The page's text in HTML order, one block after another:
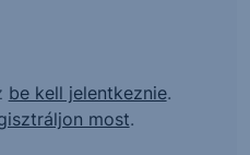
be kell jelentkeznie.
most.